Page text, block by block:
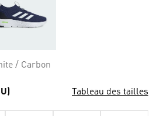
/ Carbon
Tableau des tailles